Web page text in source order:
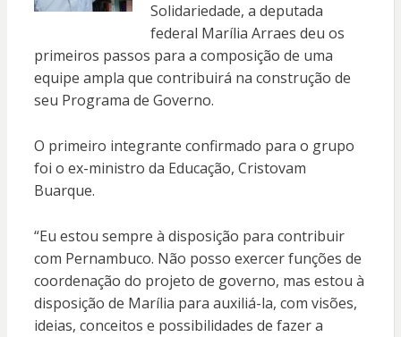
Solidariedade, a deputada
federal Marília Arraes deu os
primeiros passos para a composição de uma
equipe ampla que contribuirá na construção de
seu Programa de Governo.
O primeiro integrante confirmado para o grupo
foi o ex-ministro da Educação, Cristovam
Buarque.
“Eu estou sempre à disposição para contribuir
com Pernambuco. Não posso exercer funções de
coordenação do projeto de governo, mas estou à
disposição de Marília para auxiliá-la, com visões,
ideias, conceitos e possibilidades de fazer a